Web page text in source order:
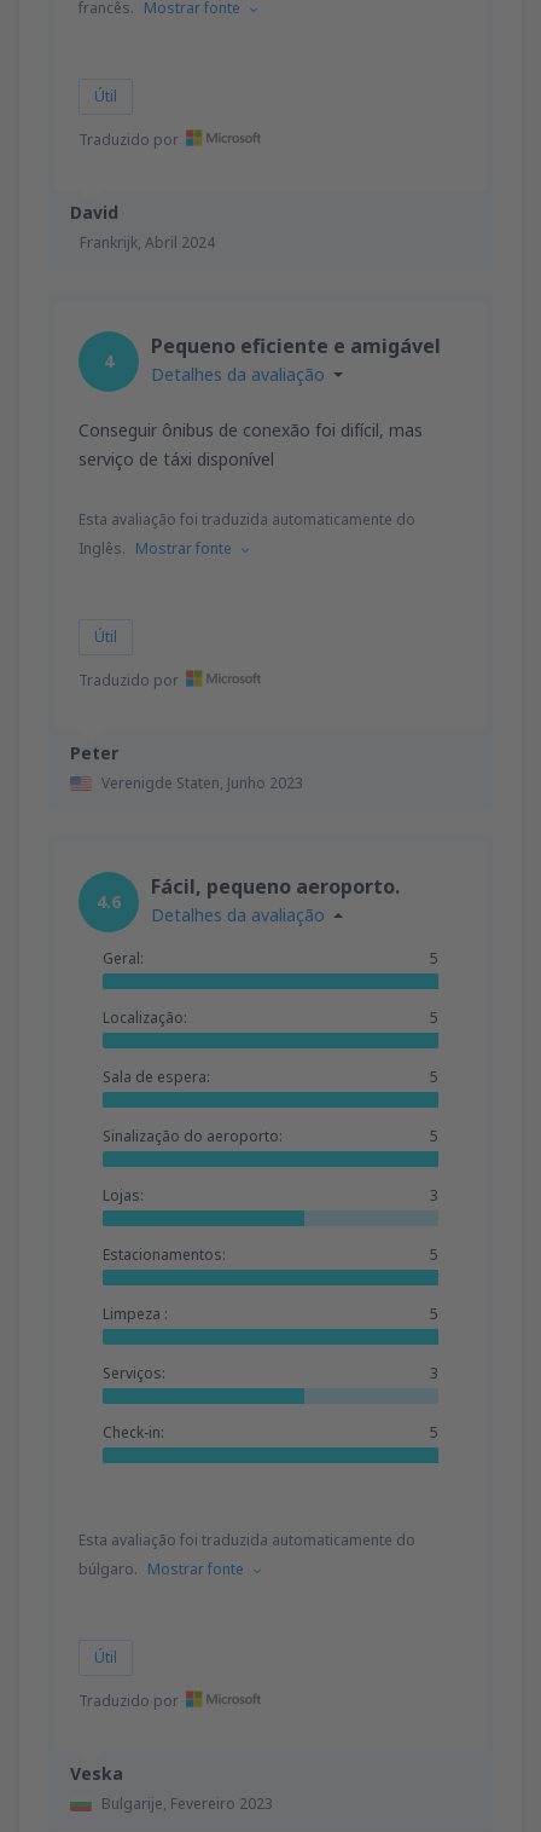
David
Frankrijk, Abril 2024
francês. Mostrar fonte
Útil
Traduzido por
Peter
Verenigde Staten, Junho 2023
4
Pequeno eficiente e amigável
Detalhes da avaliação
Conseguir ônibus de conexão foi difícil, mas
serviço de táxi disponível
Esta avaliação foi traduzida automaticamente do
Inglês. Mostrar fonte
Útil
Traduzido por
Veska
Bulgarije, Fevereiro 2023
4.6
Fácil, pequeno aeroporto.
Detalhes da avaliação
Geral: 5
Localização: 5
Sala de espera: 5
Sinalização do aeroporto: 5
Lojas: 3
Estacionamentos: 5
Limpeza : 5
Serviços: 3
Check-in: 5
Esta avaliação foi traduzida automaticamente do
búlgaro. Mostrar fonte
Útil
Traduzido por